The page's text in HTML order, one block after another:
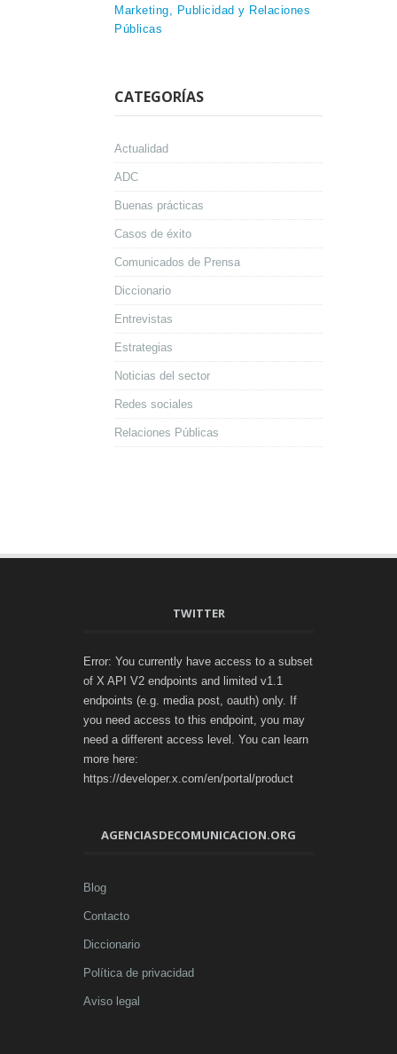
Marketing, Publicidad y Relaciones
Públicas
CATEGORÍAS
Actualidad
ADC
Buenas prácticas
Casos de éxito
Comunicados de Prensa
Diccionario
Entrevistas
Estrategias
Noticias del sector
Redes sociales
Relaciones Públicas
TWITTER
Error: You currently have access to a subset
of X API V2 endpoints and limited v1.1
endpoints (e.g. media post, oauth) only. If
you need access to this endpoint, you may
need a different access level. You can learn
more here:
https://developer.x.com/en/portal/product
AGENCIASDECOMUNICACION.ORG
Blog
Contacto
Diccionario
Política de privacidad
Aviso legal